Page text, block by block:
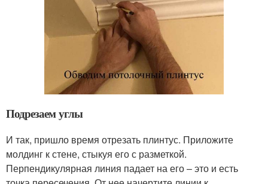
Подрезаем углы
И так, пришло время отрезать плинтус. Приложите
молдинг к стене, стыкуя его с разметкой.
Перпендикулярная линия падает на его – это и есть